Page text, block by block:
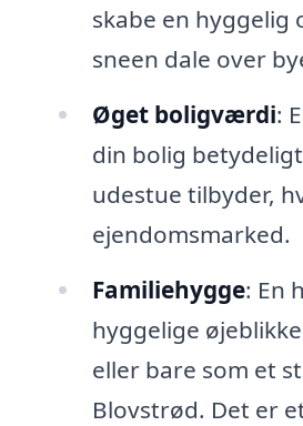
skabe en hyggelig
sneen dale over
Øget boligværdi:
din bolig
udestue tilbyder,
ejendomsmarked.
Familiehygge: En
hyggelige
eller bare som et
Blovstrød. Det er